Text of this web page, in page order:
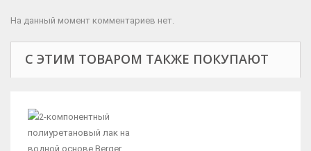
На данный момент комментариев нет.
С ЭТИМ ТОВАРОМ ТАКЖЕ ПОКУПАЮТ